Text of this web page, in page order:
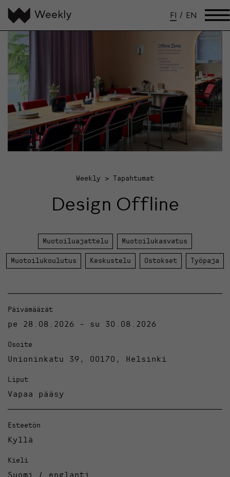
FI / EN
Weekly Tapahtumat
Design Offline
Muotoiluajattelu Muotoilukasvatus
Muotoilukoulutus Keskustelu Ostokset Työpaja
Päivämäärät
pe 28.08.2026 - su 30.08.2026
Osoite
Unioninkatu 39, 00170, Helsinki
Liput
Vapaa pääsy
Esteetön
Kyllä
Kieli
Suomi / englanti